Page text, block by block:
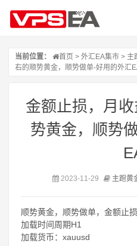
当前位置： 首页 > 外汇EA集市 > 主
右的顺势黄金，顺势做单-好用的外汇
金额止损，月
势黄金，顺势
2023-11-29 主跑黄
顺势黄金，顺势做单，金额止
加载时间周期H1
加载货币：xauusd